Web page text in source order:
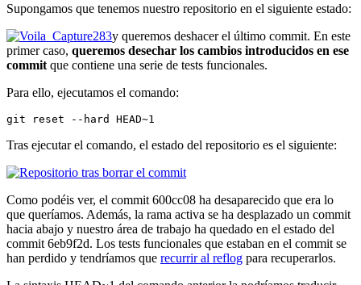
Supongamos que tenemos nuestro repositorio en el siguiente estado:
y queremos deshacer el último commit. En este
primer caso, queremos desechar los cambios introducidos en ese
commit que contiene una serie de tests funcionales.
Para ello, ejecutamos el comando:
git reset --hard HEAD~1
Tras ejecutar el comando, el estado del repositorio es el siguiente:
Como podéis ver, el commit 600cc08 ha desaparecido que era lo
que queríamos. Además, la rama activa se ha desplazado un commit
hacia abajo y nuestro área de trabajo ha quedado en el estado del
commit 6eb9f2d. Los tests funcionales que estaban en el commit se
han perdido y tendríamos que recurrir al reflog para recuperarlos.